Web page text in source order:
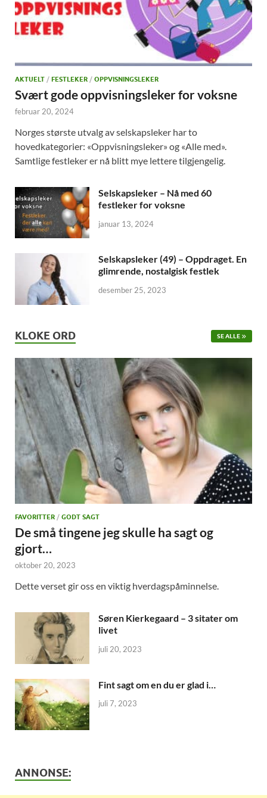
AKTUELT / FESTLEKER / OPPVISNINGSLEKER
Svært gode oppvisningsleker for voksne
februar 20, 2024
Norges største utvalg av selskapsleker har to
hovedkategorier: «Oppvisningsleker» og «Alle med».
Samtlige festleker er nå blitt mye lettere tilgjengelig.
Selskapsleker – Nå med 60
festleker for voksne
januar 13, 2024
Selskapsleker (49) – Oppdraget. En
glimrende, nostalgisk festlek
desember 25, 2023
KLOKE ORD SE ALLE
FAVORITTER / GODT SAGT
De små tingene jeg skulle ha sagt og
gjort…
oktober 20, 2023
Dette verset gir oss en viktig hverdagspåminnelse.
Søren Kierkegaard – 3 sitater om
livet
juli 20, 2023
Fint sagt om en du er glad i…
juli 7, 2023
ANNONSE: